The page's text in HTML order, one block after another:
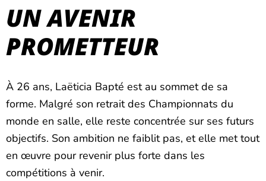
UN AVENIR
PROMETTEUR
À 26 ans, Laëticia Bapté est au sommet de sa
forme. Malgré son retrait des Championnats du
monde en salle, elle reste concentrée sur ses futurs
objectifs. Son ambition ne faiblit pas, et elle met tout
en œuvre pour revenir plus forte dans les
compétitions à venir.